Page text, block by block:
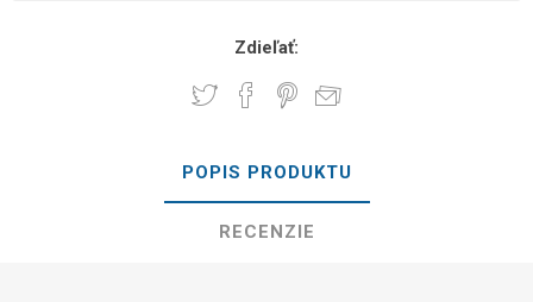
Zdieľať:
POPIS PRODUKTU
RECENZIE